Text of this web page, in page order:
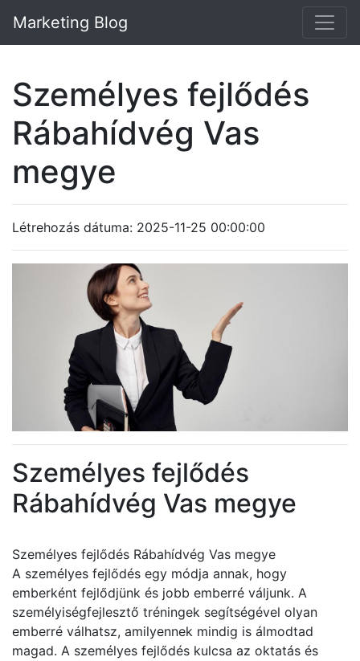
Marketing Blog
Személyes fejlődés
Rábahídvég Vas
megye
Létrehozás dátuma: 2025-11-25 00:00:00
Személyes fejlődés
Rábahídvég Vas megye
Személyes fejlődés Rábahídvég Vas megye
A személyes fejlődés egy módja annak, hogy
emberként fejlődjünk és jobb emberré váljunk. A
személyiségfejlesztő tréningek segítségével olyan
emberré válhatsz, amilyennek mindig is álmodtad
magad. A személyes fejlődés kulcsa az oktatás és